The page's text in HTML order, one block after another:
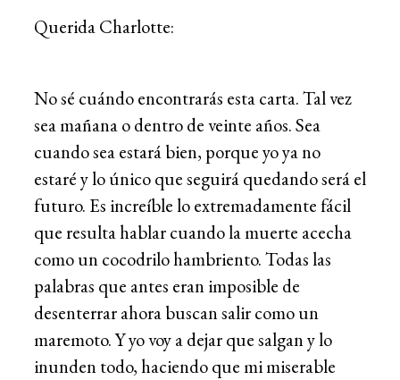
Querida Charlotte:
No sé cuándo encontrarás esta carta. Tal vez
sea mañana o dentro de veinte años. Sea
cuando sea estará bien, porque yo ya no
estaré y lo único que seguirá quedando será el
futuro. Es increíble lo extremadamente fácil
que resulta hablar cuando la muerte acecha
como un cocodrilo hambriento. Todas las
palabras que antes eran imposible de
desenterrar ahora buscan salir como un
maremoto. Y yo voy a dejar que salgan y lo
inunden todo, haciendo que mi miserable